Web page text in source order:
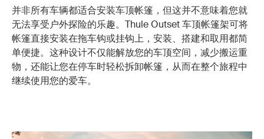
并非所有车辆都适合安装车顶帐篷，但这并不意味着您就
无法享受户外探险的乐趣。Thule Outset 车顶帐篷架可将
帐篷直接安装在拖车钩或挂钩上，安装、搭建和取用都简
单便捷。这种设计不仅能解放您的车顶空间，减少搬运重
物，还能让您在停车时轻松拆卸帐篷，从而在整个旅程中
继续使用您的爱车。